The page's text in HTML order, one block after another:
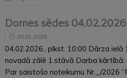
Domes sēdes
30.01.2026
04.02.2026., plkst. 10:00 Dārza ielā
novadā zālē 1.stāvā Darba kārtībā:
Par saistošo noteikumu Nr._/2026